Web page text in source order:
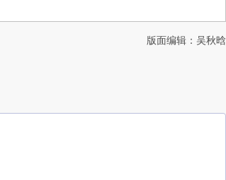
版面编辑：吴秋晗